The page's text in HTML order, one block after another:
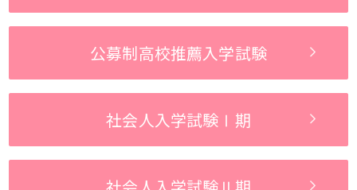
公募制高校推薦入学試験
社会人入学試験 Ⅰ期